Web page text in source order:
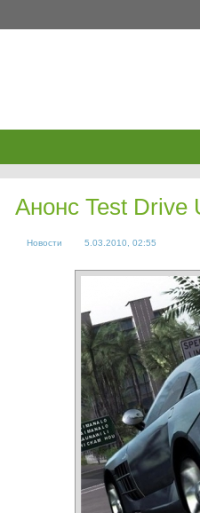
Анонс Test Drive
Новости 5.03.2010, 02:55